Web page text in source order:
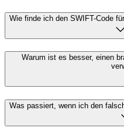
Wie finde ich den SWIFT-Code
Warum ist es besser, einen
Was passiert, wenn ich den